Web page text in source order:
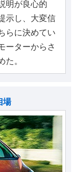
明が良心的
示し、大変信
らに決めてい
ーターからさ
た。
場